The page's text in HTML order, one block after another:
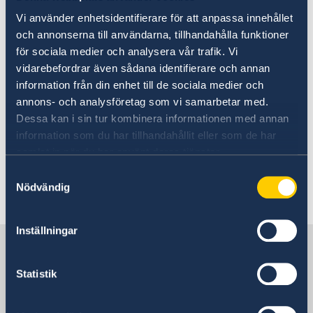
Vi använder enhetsidentifierare för att anpassa innehållet
och annonserna till användarna, tillhandahålla funktioner
för sociala medier och analysera vår trafik. Vi
vidarebefordrar även sådana identifierare och annan
information från din enhet till de sociala medier och
annons- och analysföretag som vi samarbetar med.
Dessa kan i sin tur kombinera informationen med annan
information som du har tillhandahållit eller som de har
samlat in när du har använt deras tjänster.
Nödvändig
Inställningar
Statistik
UD:s reseinformation på
regeringen.se
Ladda ner appen UD Resklar
Ladda ner UD Resklar på Google Play
Ladda ner UD Resklar på iTunes
Följ UD Resklar på Facebook och X
UD Resklar på Facebook